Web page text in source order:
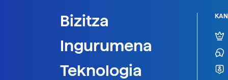
Bizitza
Ingurumena
Teknologia